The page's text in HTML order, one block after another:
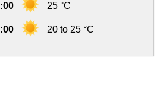
25 °C
20 to 25 °C